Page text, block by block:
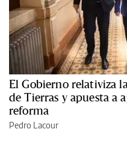
El Gobierno relativiza
de Tierras y apuesta a
reforma
Pedro Lacour